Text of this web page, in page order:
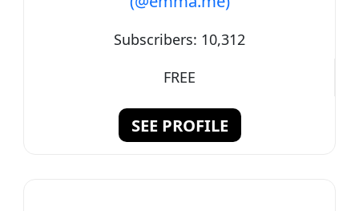
Subscribers: 10,312
SEE PROFILE
FREE